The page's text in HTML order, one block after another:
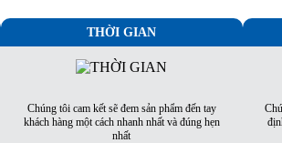
THỜI GIAN
Chúng tôi cam kết sẽ đem sản phẩm đến tay
khách hàng một cách nhanh nhất và đúng hẹn
nhất